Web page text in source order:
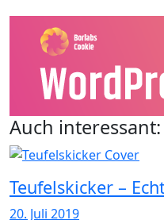
Auch interessant:
Teufelskicker –
20. Juli 2019